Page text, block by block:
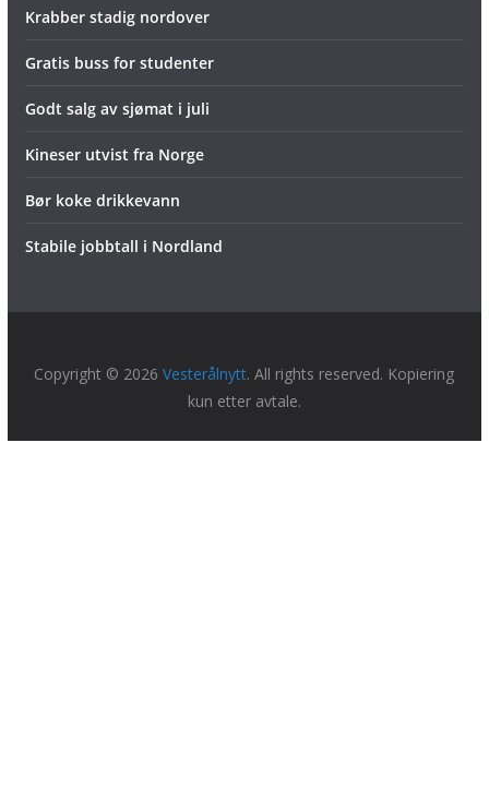
Krabber stadig nordover
Gratis buss for studenter
Godt salg av sjømat i juli
Kineser utvist fra Norge
Bør koke drikkevann
Stabile jobbtall i Nordland
Copyright © 2026Vesterålnytt. All rights reserved. Kopiering
kun etter avtale.